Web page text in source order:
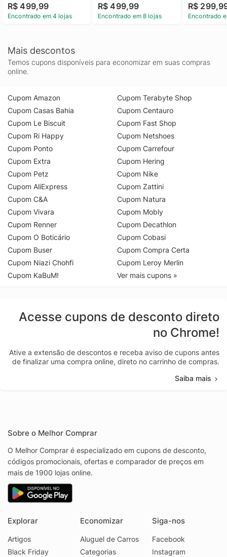
R$ 499,99
Encontrado em 4 lojas
R$ 499,99
Encontrado em 8 lojas
R$
Encontrado
Mais descontos
Temos cupons disponíveis para economizar em suas compras
online.
Cupom Amazon
Cupom Casas Bahia
Cupom Le Biscuit
Cupom Ri Happy
Cupom Ponto
Cupom Extra
Cupom Petz
Cupom AliExpress
Cupom C&A
Cupom Vivara
Cupom Renner
Cupom O Boticário
Cupom Buser
Cupom Niazi Chohfi
Cupom KaBuM!
Cupom Terabyte Shop
Cupom Centauro
Cupom Fast Shop
Cupom Netshoes
Cupom Carrefour
Cupom Hering
Cupom Nike
Cupom Zattini
Cupom Natura
Cupom Mobly
Cupom Decathlon
Cupom Cobasi
Cupom Compra Certa
Cupom Leroy Merlin
Ver mais cupons »
Acesse cupons de desconto direto
no Chrome!
Ative a extensão de descontos e receba aviso de cupons antes
de finalizar uma compra online, direto no carrinho de compras.
Saiba mais
Sobre o Melhor Comprar
O Melhor Comprar é especializado em cupons de desconto,
códigos promocionais, ofertas e comparador de preços em
mais de 1900 lojas online.
Explorar
Artigos
Black Friday
Economizar
Aluguel de Carros
Categorias
Siga-nos
Facebook
Instagram